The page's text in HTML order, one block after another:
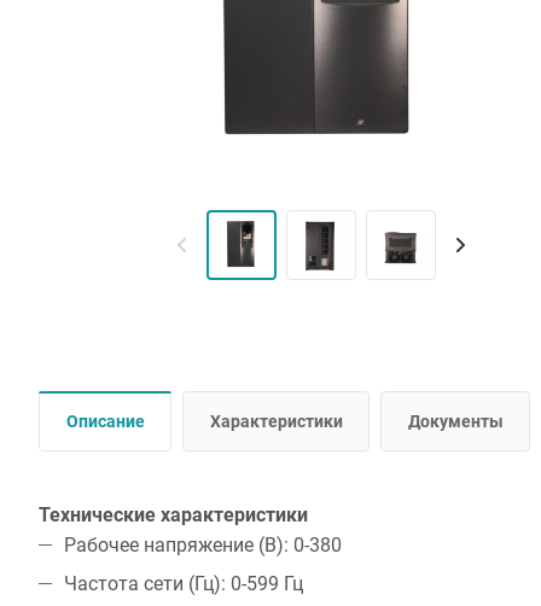
Описание Характеристики Документы
Технические характеристики
Рабочее напряжение (В): 0-380
Частота сети (Гц): 0-599 Гц